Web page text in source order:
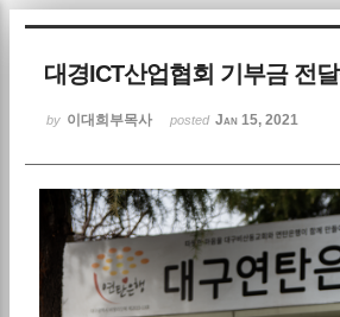
대경ICT산업협회 기부금 전
by 이대희부목사 posted Jan 15, 2021
Sketchbook5, 스케치
Sketchbook5, 스케